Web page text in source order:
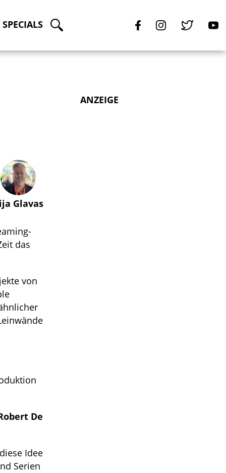
SPECIALS
Glavas
das
von
De
Idee
Serien
ANZEIGE